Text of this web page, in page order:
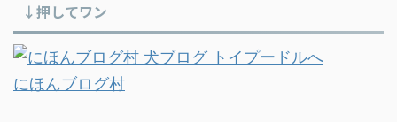
↓押してワン
にほんブログ村